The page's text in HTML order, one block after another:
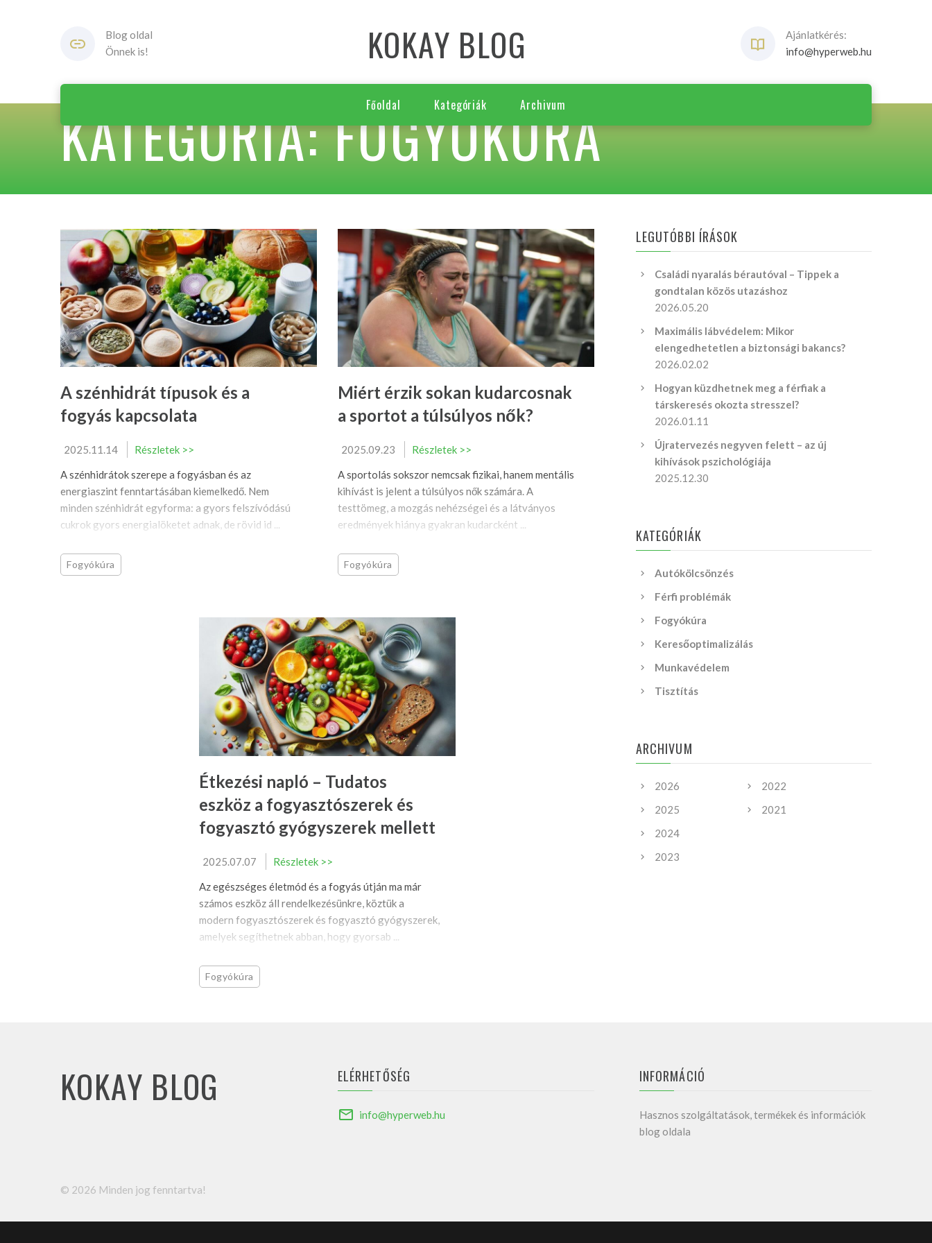
Blog oldal
Önnek is!
KOKAY BLOG
Ajánlatkérés:
info@hyperweb.hu
Főoldal Kategóriák Archivum
KATEGÓRIA: FOGYÓKÚRA
A szénhidrát típusok és a
fogyás kapcsolata
2025.11.14
Részletek >>
A szénhidrátok szerepe a fogyásban és az
energiaszint fenntartásában kiemelkedő. Nem
minden szénhidrát egyforma: a gyors felszívódású
cukrok gyors energialöketet adnak, de rövid id ...
Fogyókúra
Miért érzik sokan kudarcosnak
a sportot a túlsúlyos nők?
2025.09.23
Részletek >>
A sportolás sokszor nemcsak fizikai, hanem mentális
kihívást is jelent a túlsúlyos nők számára. A
testtömeg, a mozgás nehézségei és a látványos
eredmények hiánya gyakran kudarcként ...
Fogyókúra
Étkezési napló – Tudatos
eszköz a fogyasztószerek és
fogyasztó gyógyszerek mellett
2025.07.07
Részletek >>
Az egészséges életmód és a fogyás útján ma már
számos eszköz áll rendelkezésünkre, köztük a
modern fogyasztószerek és fogyasztó gyógyszerek,
amelyek segíthetnek abban, hogy gyorsab ...
Fogyókúra
LEGUTÓBBI ÍRÁSOK
Családi nyaralás bérautóval – Tippek a
gondtalan közös utazáshoz
2026.05.20
Maximális lábvédelem: Mikor
elengedhetetlen a biztonsági bakancs?
2026.02.02
Hogyan küzdhetnek meg a férfiak a
társkeresés okozta stresszel?
2026.01.11
Újratervezés negyven felett – az új
kihívások pszichológiája
2025.12.30
KATEGÓRIÁK
Autókölcsönzés
Férfi problémák
Fogyókúra
Keresőoptimalizálás
Munkavédelem
Tisztítás
ARCHIVUM
2026
2025
2024
2023
2022
2021
INFORMÁCIÓ
Hasznos szolgáltatások, termékek és információk
blog oldala
ELÉRHETŐSÉG
info@hyperweb.hu
KOKAY BLOG
© 2026 Minden jog fenntartva!